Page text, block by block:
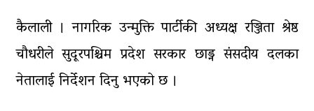
घरमाथिबाट पहिरो खसेपछि १३ घरधुरी
स्थानान्तरण
पाँच लाख घुससहित कर अधिकृत
रंगेहात पक्राऊ
कैलाली । नागरिक उन्मुक्ति पार्टीकी अध्यक्ष रञ्जिता श्रेष्ठ
चौधरीले सुदूरपश्चिम प्रदेश सरकार छाड्न संसदीय दलका
नेतालाई निर्देशन दिनु भएको छ ।